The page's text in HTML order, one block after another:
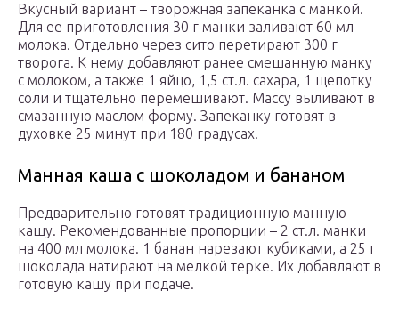
Вкусный вариант – творожная запеканка с манкой.
Для ее приготовления 30 г манки заливают 60 мл
молока. Отдельно через сито перетирают 300 г
творога. К нему добавляют ранее смешанную манку
с молоком, а также 1 яйцо, 1,5 ст.л. сахара, 1 щепотку
соли и тщательно перемешивают. Массу выливают в
смазанную маслом форму. Запеканку готовят в
духовке 25 минут при 180 градусах.
Манная каша с шоколадом и бананом
Предварительно готовят традиционную манную
кашу. Рекомендованные пропорции – 2 ст.л. манки
на 400 мл молока. 1 банан нарезают кубиками, а 25 г
шоколада натирают на мелкой терке. Их добавляют в
готовую кашу при подаче.